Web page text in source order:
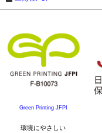
Green Printing JFPI
環境にやさしい